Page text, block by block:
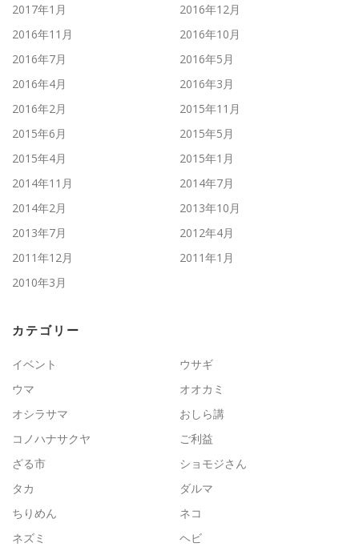
2017年1月
2016年12月
2016年11月
2016年10月
2016年7月
2016年5月
2016年4月
2016年3月
2016年2月
2015年11月
2015年6月
2015年5月
2015年4月
2015年1月
2014年11月
2014年7月
2014年2月
2013年10月
2013年7月
2012年4月
2011年12月
2011年1月
2010年3月
カテゴリー
イベント
ウサギ
ウマ
オオカミ
オシラサマ
おしら講
コノハナサクヤ
ご利益
ざる市
ショモジさん
タカ
ダルマ
ちりめん
ネコ
ネズミ
ヘビ